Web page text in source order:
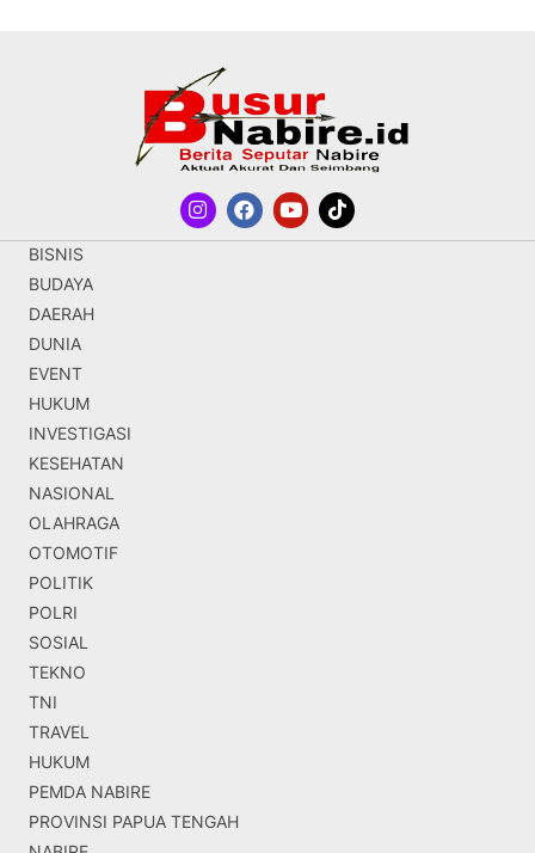
BISNIS
BUDAYA
DAERAH
DUNIA
EVENT
HUKUM
INVESTIGASI
KESEHATAN
NASIONAL
OLAHRAGA
OTOMOTIF
POLITIK
POLRI
SOSIAL
TEKNO
TNI
TRAVEL
HUKUM
PEMDA NABIRE
PROVINSI PAPUA TENGAH